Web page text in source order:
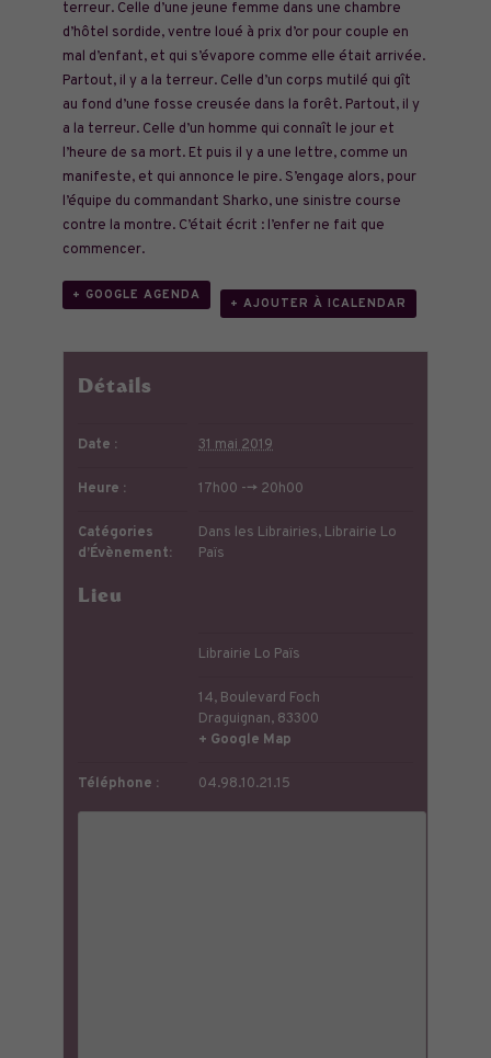
terreur. Celle d’une jeune femme dans une chambre
d’hôtel sordide, ventre loué à prix d’or pour couple en
mal d’enfant, et qui s’évapore comme elle était arrivée.
Partout, il y a la terreur. Celle d’un corps mutilé qui gît
au fond d’une fosse creusée dans la forêt. Partout, il y
a la terreur. Celle d’un homme qui connaît le jour et
l’heure de sa mort. Et puis il y a une lettre, comme un
manifeste, et qui annonce le pire. S’engage alors, pour
l’équipe du commandant Sharko, une sinistre course
contre la montre. C’était écrit : l’enfer ne fait que
commencer.
+ GOOGLE AGENDA
+ AJOUTER À ICALENDAR
Détails
Date : 31 mai 2019
Heure : 17h00 --> 20h00
Catégories
d’Évènement:
Dans les Librairies, Librairie Lo
Païs
Lieu
Librairie Lo Païs
14, Boulevard Foch
Draguignan, 83300
+ Google Map
Téléphone : 04.98.10.21.15